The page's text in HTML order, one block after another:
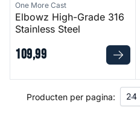
One More Cast
Elbowz High-Grade 316
Stainless Steel
109,99
Producten per pagina: